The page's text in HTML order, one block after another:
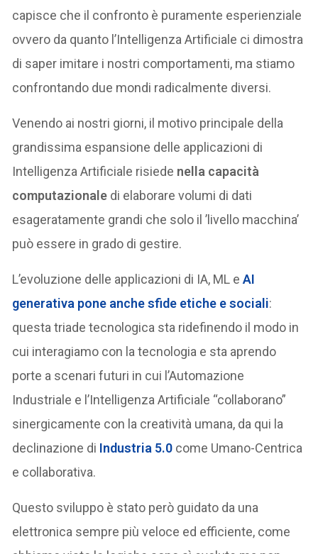
capisce che il confronto è puramente esperienziale
ovvero da quanto l’Intelligenza Artificiale ci dimostra
di saper imitare i nostri comportamenti, ma stiamo
confrontando due mondi radicalmente diversi.
Venendo ai nostri giorni, il motivo principale della
grandissima espansione delle applicazioni di
Intelligenza Artificiale risiede nella capacità
computazionale di elaborare volumi di dati
esageratamente grandi che solo il ’livello macchina’
può essere in grado di gestire.
L’evoluzione delle applicazioni di IA, ML eAI
generativa pone anche sfide etiche e sociali:
questa triade tecnologica sta ridefinendo il modo in
cui interagiamo con la tecnologia e sta aprendo
porte a scenari futuri in cui l’Automazione
Industriale e l’Intelligenza Artificiale “collaborano”
sinergicamente con la creatività umana, da qui la
declinazione di Industria 5.0 come Umano-Centrica
e collaborativa.
Questo sviluppo è stato però guidato da una
elettronica sempre più veloce ed efficiente, come